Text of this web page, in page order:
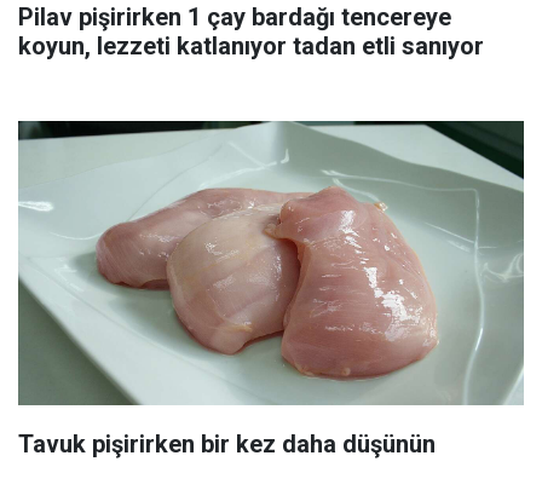
Pilav pişirirken 1 çay bardağı tencereye
koyun, lezzeti katlanıyor tadan etli sanıyor
Tavuk pişirirken bir kez daha düşünün